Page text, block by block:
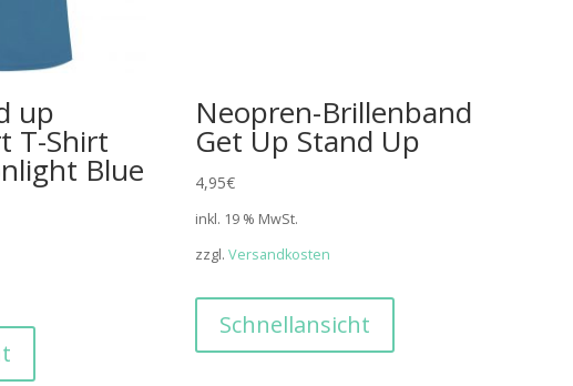
up
T-Shirt
Blue
Neopren-Brillenband
Get Up Stand Up
4,95€
inkl. 19 % MwSt.
zzgl.Versandkosten
Schnellansicht